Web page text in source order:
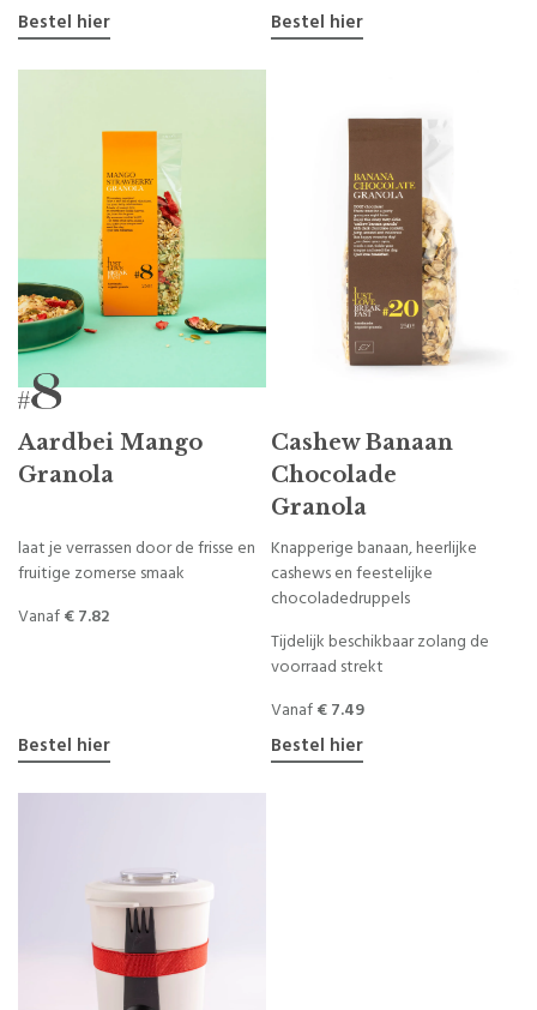
Bestel hier Bestel hier
Aardbei Mango
Granola
laat je verrassen door de frisse en
fruitige zomerse smaak
Vanaf € 7.82
Bestel hier
Cashew Banaan
Chocolade
Granola
Knapperige banaan, heerlijke
cashews en feestelijke
chocoladedruppels
Tijdelijk beschikbaar zolang de
voorraad strekt
Vanaf € 7.49
Bestel hier